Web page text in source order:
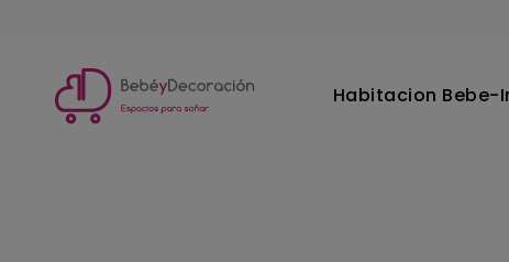
Habitacion Bebe-